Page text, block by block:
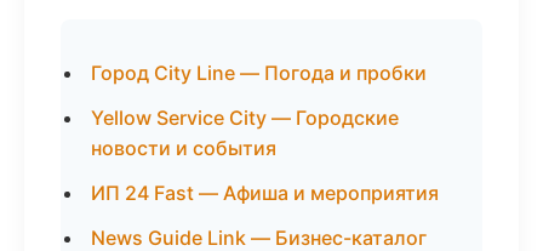
Город City Line — Погода и пробки
Yellow Service City — Городские
новости и события
ИП 24 Fast — Афиша и мероприятия
News Guide Link — Бизнес-каталог